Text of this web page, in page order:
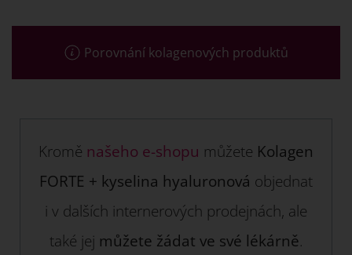
Porovnání kolagenových produktů
Kromě našeho e-shopu můžete Kolagen
FORTE + kyselina hyaluronová objednat
i v dalších internerových prodejnách, ale
také jej můžete žádat ve své lékárně.